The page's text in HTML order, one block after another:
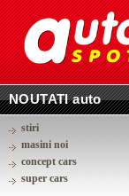
NOUTATI auto
stiri
masini noi
concept cars
super cars